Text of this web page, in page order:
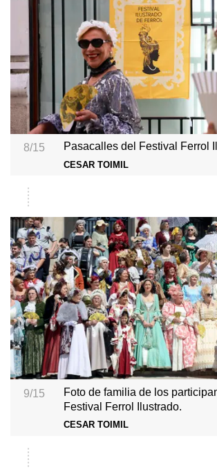
8/15 Pasacalles del Festival Ferrol
CESAR TOIMIL
9/15
Foto de familia de los
Festival Ferrol Ilustrado.
CESAR TOIMIL